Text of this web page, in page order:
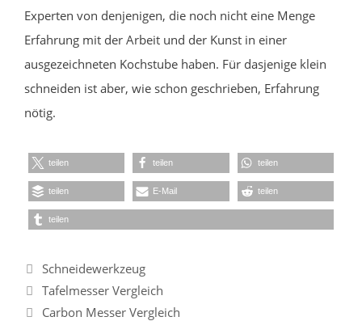
Experten von denjenigen, die noch nicht eine Menge
Erfahrung mit der Arbeit und der Kunst in einer
ausgezeichneten Kochstube haben. Für dasjenige klein
schneiden ist aber, wie schon geschrieben, Erfahrung
nötig.
teilen teilen teilen
teilen E-Mail teilen
teilen
Kategorien
Schneidewerkzeug
Tafelmesser Vergleich
Carbon Messer Vergleich